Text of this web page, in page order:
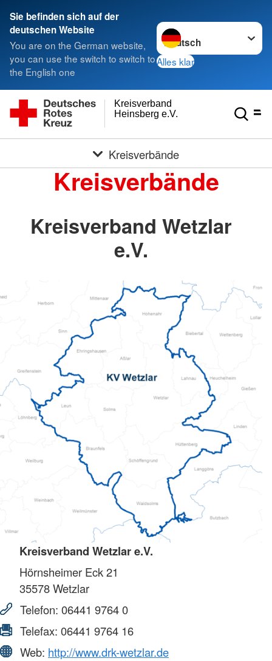
Sie befinden sich auf der
deutschen Website
You are on the German website,
you can use the switch to switch to
the English one
Sprache wechseln zu
Alles klar
Heinsberg e.V.
Kreisverband
Kreisverbände
Kreisverbände
Kreisverband Wetzlar
e.V.
Kreisverband Wetzlar e.V.
Hörnsheimer Eck 21
35578Wetzlar
Telefon: 06441 9764 0
Telefax: 06441 9764 16
Web: http://www.drk-wetzlar.de